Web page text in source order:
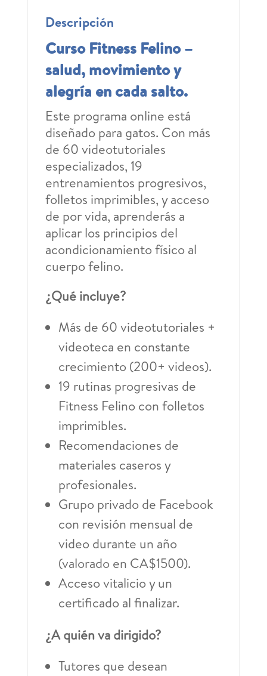
Descripción
Curso Fitness Felino –
salud, movimiento y
alegría en cada salto.
Este programa online está
diseñado para gatos. Con más
de 60 videotutoriales
especializados, 19
entrenamientos progresivos,
folletos imprimibles, y acceso
de por vida, aprenderás a
aplicar los principios del
acondicionamiento físico al
cuerpo felino.
¿Qué incluye?
Más de 60 videotutoriales +
videoteca en constante
crecimiento (200+ videos).
19 rutinas progresivas de
Fitness Felino con folletos
imprimibles.
Recomendaciones de
materiales caseros y
profesionales.
Grupo privado de Facebook
con revisión mensual de
video durante un año
(valorado en CA$1500).
Acceso vitalicio y un
certificado al finalizar.
¿A quién va dirigido?
Tutores que desean